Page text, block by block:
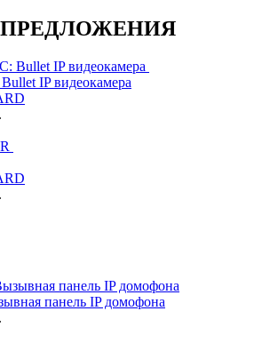
IP видеокамера
панель IP домофона